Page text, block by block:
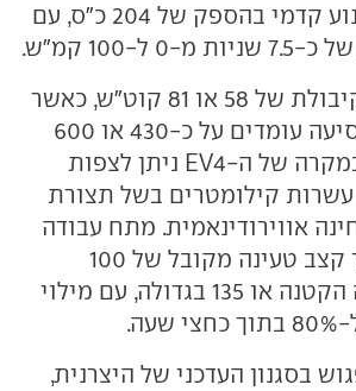
, תוצע עם מנוע קדמי בהספק של 204 כ"ס, עם
ל-100 קמ"ש.
הסוללות יהיו בקיבולת של 58 או 81 קוט"ש, כאשר
ב-EV3 טווחי הנסיעה עומדים על כ-430 או 600
ק"מ בהתאמה, ובמקרה של ה-EV4 ניתן לצפות
קילומטרים בשל תצורת
אווירודינאמית. מתח עבודה
של 400V יאפשר קצב טעינה מקובל של 100
קילוואט בסוללה הקטנה או 135 בגדולה, עם מילוי
בסגנון העדכני של היצרנית,